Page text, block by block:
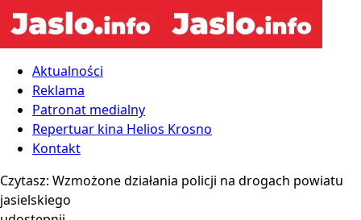
Aktualności
Reklama
Patronat medialny
Repertuar kina Helios Krosno
Kontakt
Czytasz: Wzmożone działania policji na drogach powiatu
jasielskiego